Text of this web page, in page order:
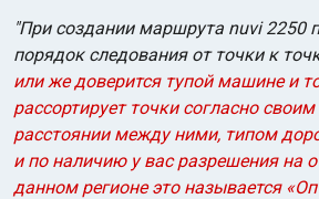
"При создании маршрута nuvi 2250
порядок следования от точки к
или же доверится тупой машине и
рассортирует точки согласно
расстоянии между ними, типом
и по наличию у вас разрешения на
данном регионе это называется